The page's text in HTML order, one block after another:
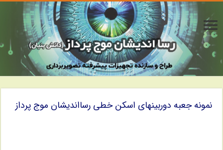
نمونه جعبه دوربینهای اسکن خطی رسااندیشان موج پرداز